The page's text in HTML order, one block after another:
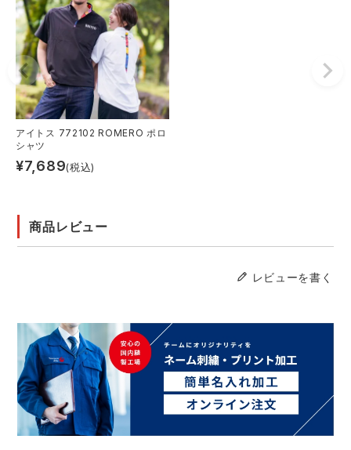
アイトス 772102 ROMERO ポロ
シャツ
¥7,689(税込)
商品レビュー
レビューを書く